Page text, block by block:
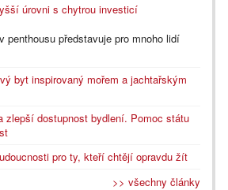
úrovni s chytrou investicí
penthousu představuje pro mnoho lidí
byt inspirovaný mořem a jachtařským
zlepší dostupnost bydlení. Pomoc státu
pro ty, kteří chtějí opravdu žít
>> všechny články